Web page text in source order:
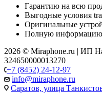
Гарантию на всю
Выгодные условия
Оригинальные
Полную информацию
2026 © Miraphone.ru | ИП
324650000013270
+7 (8452) 24-12-97
info@miraphone.ru
Саратов, улица